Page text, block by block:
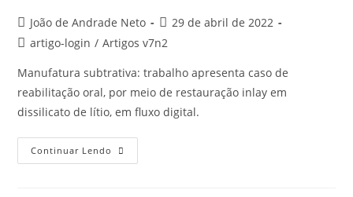
João de Andrade Neto
29 de abril de 2022
artigo-login / Artigos v7n2
Manufatura subtrativa: trabalho apresenta caso de
reabilitação oral, por meio de restauração inlay em
dissilicato de lítio, em fluxo digital.
Continuar Lendo